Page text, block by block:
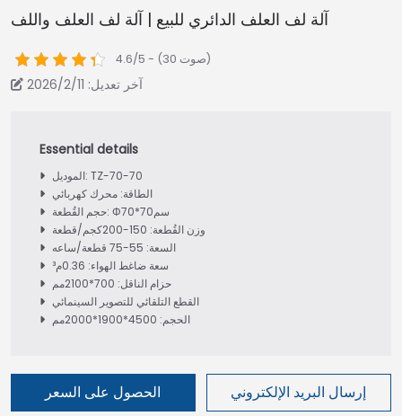
آلة لف العلف الدائري للبيع | آلة لف العلف واللف
4.6/5 - (30 صوت)
آخر تعديل: 2026/2/11
الموديل: TZ-70-70
الطاقة: محرك كهربائي
حجم القُطعة: Φ70*70سم
وزن القُطعة: 150-200كجم/قطعة
السعة: 55-75 قطعة/ساعه
سعة ضاغط الهواء: 0.36م³
حزام الناقل: 700*2100مم
القطع التلقائي للتصوير السينمائي
الحجم: 4500*1900*2000مم
الحصول على السعر إرسال البريد الإلكتروني